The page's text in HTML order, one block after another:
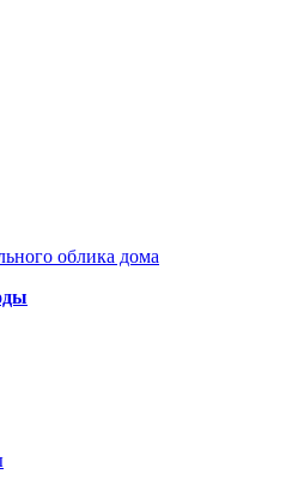
облика дома